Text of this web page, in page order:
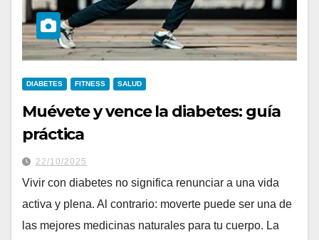
DIABETES FITNESS SALUD
Muévete y vence la diabetes: guía
práctica
22/10/2025
Vivir con diabetes no significa renunciar a una vida
activa y plena. Al contrario: moverte puede ser una de
las mejores medicinas naturales para tu cuerpo. La